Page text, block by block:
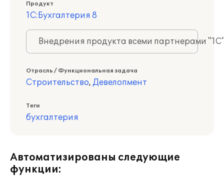
Продукт
1С:Бухгалтерия 8
Внедрения продукта всеми партнерами
Отрасль / Функциональная задача
Строительство, Девелопмент
Теги
бухгалтерия
Автоматизированы следующие
функции: